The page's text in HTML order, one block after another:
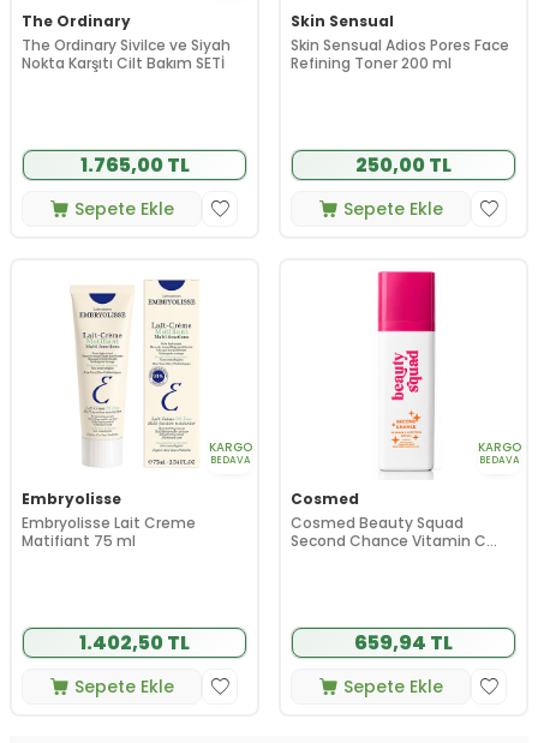
The Ordinary
The Ordinary Sivilce ve Siyah
Nokta Karşıtı Cilt Bakım SETİ
1.765,00 TL
Sepete Ekle
Skin Sensual
Skin Sensual Adios Pores Face
Refining Toner 200 ml
250,00 TL
Sepete Ekle
KARGO
BEDAVA
Embryolisse
Embryolisse Lait Creme
Matifiant 75 ml
1.402,50 TL
Sepete Ekle
KARGO
BEDAVA
Cosmed
Cosmed Beauty Squad
Second Chance Vitamin C
659,94 TL
Sepete Ekle